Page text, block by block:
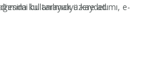
posta adresimi ve web site adresimi bu tarayıcıya kaydet.